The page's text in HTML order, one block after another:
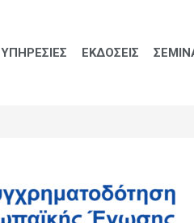
ΥΠΗΡΕΣΙΕΣ ΕΚΔΟΣΕΙΣ